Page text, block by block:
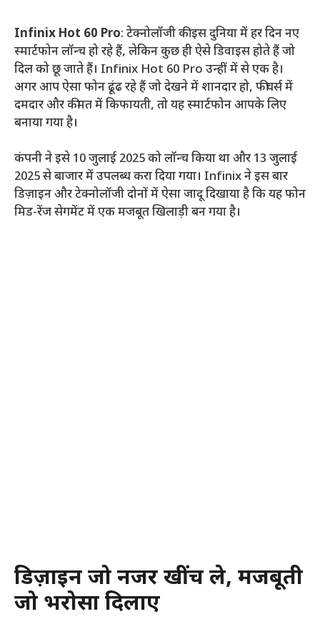
Infinix Hot 60 Pro: टेक्नोलॉजी की इस दुनिया में हर दिन नए
स्मार्टफोन लॉन्च हो रहे हैं, लेकिन कुछ ही ऐसे डिवाइस होते हैं जो
दिल को छू जाते हैं। Infinix Hot 60 Pro उन्हीं में से एक है।
अगर आप ऐसा फोन ढूंढ रहे हैं जो देखने में शानदार हो, फीचर्स में
दमदार और कीमत में किफायती, तो यह स्मार्टफोन आपके लिए
बनाया गया है।
कंपनी ने इसे 10 जुलाई 2025 को लॉन्च किया था और 13 जुलाई
2025 से बाजार में उपलब्ध करा दिया गया। Infinix ने इस बार
डिज़ाइन और टेक्नोलॉजी दोनों में ऐसा जादू दिखाया है कि यह फोन
मिड-रेंज सेगमेंट में एक मजबूत खिलाड़ी बन गया है।
डिज़ाइन जो नजरें खींच ले, मजबूती
जो भरोसा दिलाए